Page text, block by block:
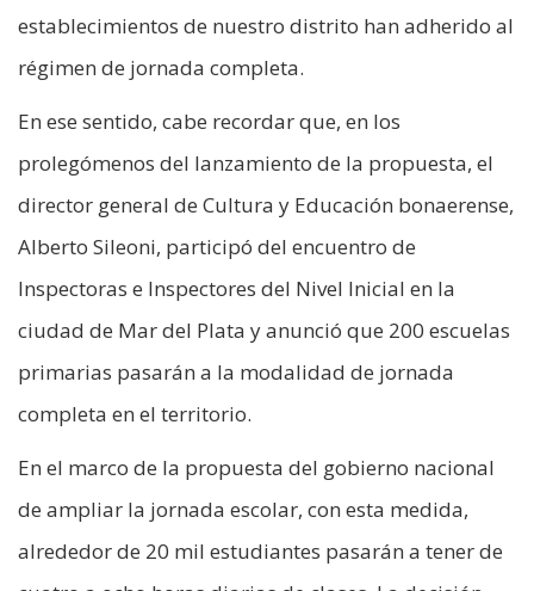
establecimientos de nuestro distrito han adherido al
régimen de jornada completa.
En ese sentido, cabe recordar que, en los
prolegómenos del lanzamiento de la propuesta, el
director general de Cultura y Educación bonaerense,
Alberto Sileoni, participó del encuentro de
Inspectoras e Inspectores del Nivel Inicial en la
ciudad de Mar del Plata y anunció que 200 escuelas
primarias pasarán a la modalidad de jornada
completa en el territorio.
En el marco de la propuesta del gobierno nacional
de ampliar la jornada escolar, con esta medida,
alrededor de 20 mil estudiantes pasarán a tener de